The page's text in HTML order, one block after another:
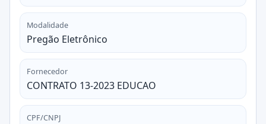
Modalidade
Pregão Eletrônico
Fornecedor
CONTRATO 13-2023 EDUCAO
CPF/CNPJ